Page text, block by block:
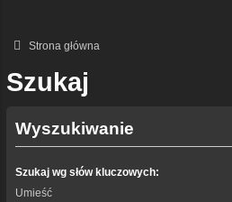
Strona główna
Szukaj
Wyszukiwanie
Szukaj wg słów kluczowych:
Umieść